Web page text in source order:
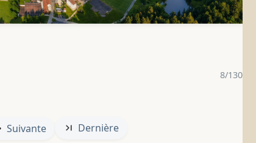
8/130
Suivante Dernière